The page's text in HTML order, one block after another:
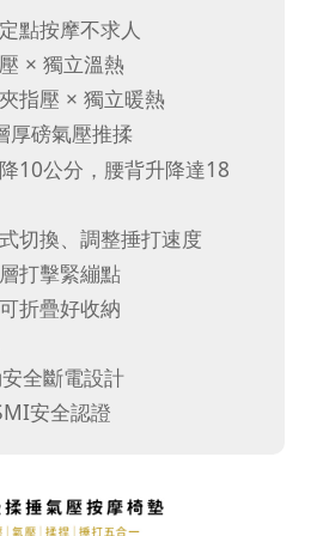
點按摩不求人
× 獨立溫熱
指壓 × 獨立暖熱
厚磅氣壓推揉
10公分，腰背升降達18
切換、調整捶打速度
打擊緊繃點
折疊好收納
全斷電設計
安全認證